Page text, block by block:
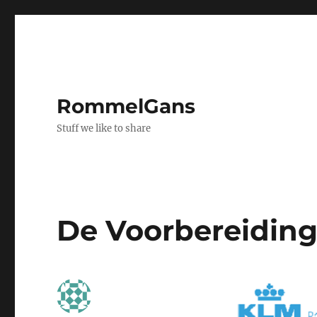
RommelGans
Stuff we like to share
De